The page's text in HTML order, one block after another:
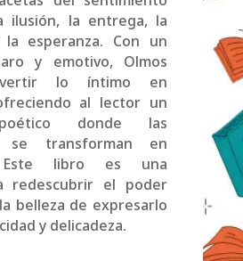
ilusión, la entrega, la
esperanza. Con un
y emotivo, Olmos
lo íntimo en
al lector un
donde las
se transforman en
Este libro es una
redescubrir el poder
belleza de expresarlo
y delicadeza.